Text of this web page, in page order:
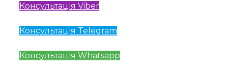
Консультація Viber
Консультація Telegram
Консультація Whatsapp